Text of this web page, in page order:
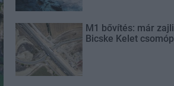
M1 bővítés: már
Bicske Kelet